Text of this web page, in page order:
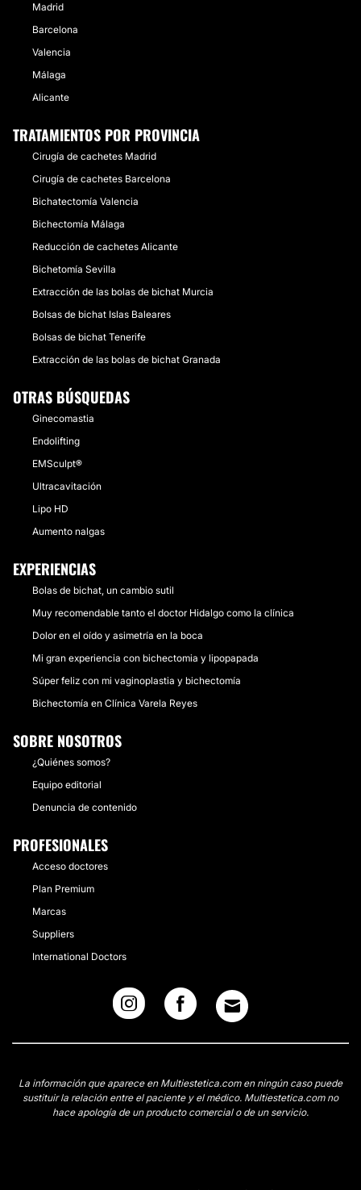
Madrid
Barcelona
Valencia
Málaga
Alicante
TRATAMIENTOS POR PROVINCIA
Cirugía de cachetes Madrid
Cirugía de cachetes Barcelona
Bichatectomía Valencia
Bichectomía Málaga
Reducción de cachetes Alicante
Bichetomía Sevilla
Extracción de las bolas de bichat Murcia
Bolsas de bichat Islas Baleares
Bolsas de bichat Tenerife
Extracción de las bolas de bichat Granada
OTRAS BÚSQUEDAS
Ginecomastia
Endolifting
EMSculpt®
Ultracavitación
Lipo HD
Aumento nalgas
EXPERIENCIAS
Bolas de bichat, un cambio sutil
Muy recomendable tanto el doctor Hidalgo como la clínica
Dolor en el oído y asimetría en la boca
Mi gran experiencia con bichectomia y lipopapada
Súper feliz con mi vaginoplastia y bichectomía
Bichectomía en Clínica Varela Reyes
SOBRE NOSOTROS
¿Quiénes somos?
Equipo editorial
Denuncia de contenido
PROFESIONALES
Acceso doctores
Plan Premium
Marcas
Suppliers
International Doctors
La información que aparece en Multiestetica.com en ningún caso puede
sustituir la relación entre el paciente y el médico. Multiestetica.com no
hace apología de un producto comercial o de un servicio.